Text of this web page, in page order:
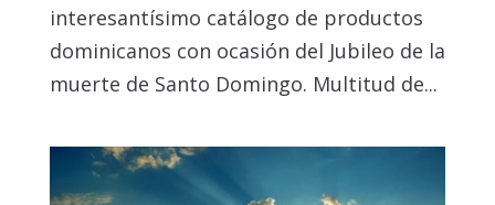
interesantísimo catálogo de productos
dominicanos con ocasión del Jubileo de la
muerte de Santo Domingo. Multitud de...